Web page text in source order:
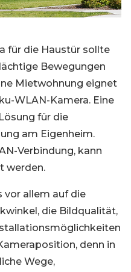
für die Haustür sollte
Bewegungen
Mietwohnung eignet
WLAN-Kamera. Eine
für die
am Eigenheim.
Verbindung, kann
werden.
vor allem auf die
die Bildqualität,
denn in
Wege,